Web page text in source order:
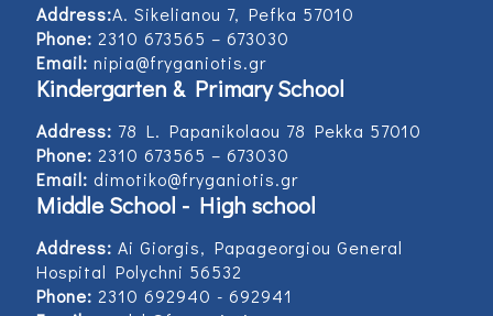
Address:Α. Sikelianou 7, Pefka 57010
Phone: 2310 673565 – 673030
Email: nipia@fryganiotis.gr
Kindergarten & Primary School
Address: 78 L. Papanikolaou 78 Pekka 57010
Phone: 2310 673565 – 673030
Email: dimotiko@fryganiotis.gr
Middle School - High school
Address: Ai Giorgis, Papageorgiou General
Hospital Polychni 56532
Phone: 2310 692940 - 692941